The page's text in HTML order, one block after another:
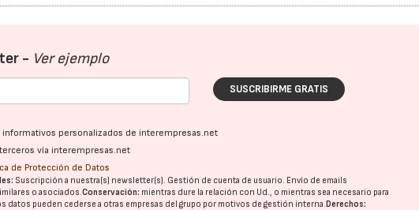
- Ver ejemplo
SUSCRIBIRME GRATIS
personalizados de interempresas.net
vía interempresas.net
de Protección de Datos
Suscripción a nuestra(s) newsletter(s). Gestión de cuenta de usuario. Envío de emails
o asociados.Conservación: mientras dure la relación con Ud., o mientras sea necesario para
datos pueden cederse a otras empresas del grupo por motivos de gestión interna. Derechos: